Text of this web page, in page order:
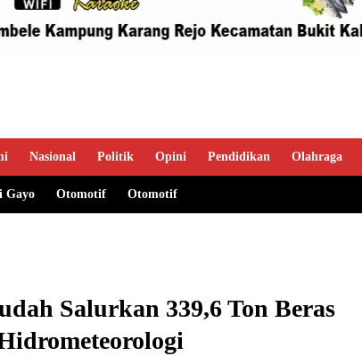
Nasional Politik Opini Pendidikan Olahraga
Gayo Otomotif Otomotif
Salurkan 339,6 Ton Beras